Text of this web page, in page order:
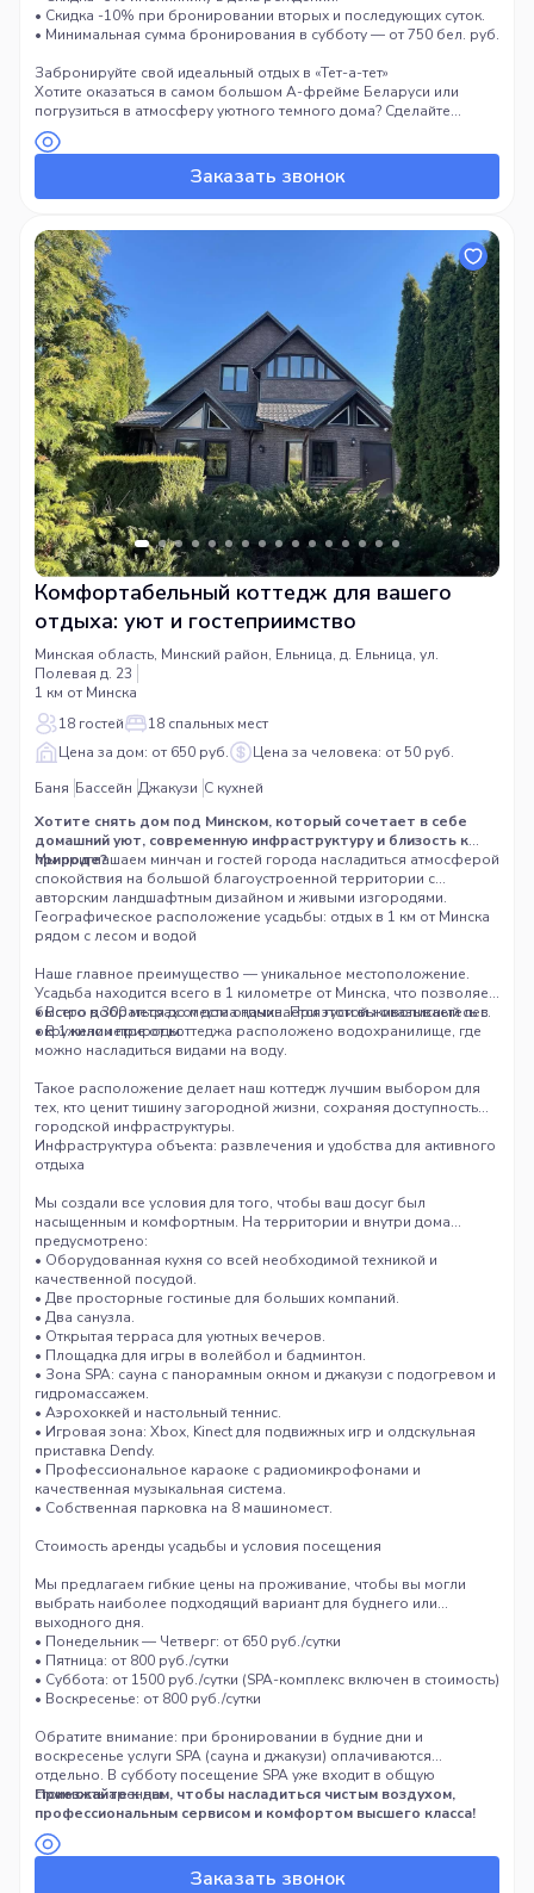
• Скидка -10% при бронировании вторых и последующих суток.
• Минимальная сумма бронирования в субботу — от 750 бел. руб.
Забронируйте свой идеальный отдых в «Тет-а-тет»
Хотите оказаться в самом большом А-фрейме Беларуси или
погрузиться в атмосферу уютного темного дома? Сделайте
первый шаг к незабываемому отдыху — свяжитесь с нами для
уточнения деталей и бронирования. «Тет-а-тет» ждет вас!
Заказать звонок
Комфортабельный коттедж для вашего
отдыха: уют и гостеприимство
Минская область, Минский район, Ельница, д. Ельница, ул.
Полевая д. 23
1 км от Минска
18 гостей
18 спальных мест
Цена за дом: от 650 руб.
Цена за человека: от 50 руб.
Баня Бассейн Джакузи С кухней
Хотите снять дом под Минском, который сочетает в себе
домашний уют, современную инфраструктуру и близость к
природе?
Мы приглашаем минчан и гостей города насладиться атмосферой
спокойствия на большой благоустроенной территории с
авторским ландшафтным дизайном и живыми изгородями.
Географическое расположение усадьбы: отдых в 1 км от Минска
рядом с лесом и водой
Наше главное преимущество — уникальное местоположение.
Усадьба находится всего в 1 километре от Минска, что позволяет
быстро добраться до места отдыха. При этом вы оказываетесь в
окружении природы:
• Всего в 300 метрах от дома начинается густой живописный лес.
• В 1 километре от коттеджа расположено водохранилище, где
можно насладиться видами на воду.
Такое расположение делает наш коттедж лучшим выбором для
тех, кто ценит тишину загородной жизни, сохраняя доступность
городской инфраструктуры.
Инфраструктура объекта: развлечения и удобства для активного
отдыха
Мы создали все условия для того, чтобы ваш досуг был
насыщенным и комфортным. На территории и внутри дома
предусмотрено:
• Оборудованная кухня со всей необходимой техникой и
качественной посудой.
• Две просторные гостиные для больших компаний.
• Два санузла.
• Открытая терраса для уютных вечеров.
• Площадка для игры в волейбол и бадминтон.
• Зона SPA: сауна с панорамным окном и джакузи с подогревом и
гидромассажем.
• Аэрохоккей и настольный теннис.
• Игровая зона: Xbox, Kinect для подвижных игр и олдскульная
приставка Dendy.
• Профессиональное караоке с радиомикрофонами и
качественная музыкальная система.
• Собственная парковка на 8 машиномест.
Стоимость аренды усадьбы и условия посещения
Мы предлагаем гибкие цены на проживание, чтобы вы могли
выбрать наиболее подходящий вариант для буднего или
выходного дня.
• Понедельник — Четверг: от 650 руб./сутки
• Пятница: от 800 руб./сутки
• Суббота: от 1500 руб./сутки (SPA-комплекс включен в стоимость)
• Воскресенье: от 800 руб./сутки
Обратите внимание: при бронировании в будние дни и
воскресенье услуги SPA (сауна и джакузи) оплачиваются
отдельно. В субботу посещение SPA уже входит в общую
стоимость аренды.
Приезжайте к нам, чтобы насладиться чистым воздухом,
профессиональным сервисом и комфортом высшего класса!
Заказать звонок